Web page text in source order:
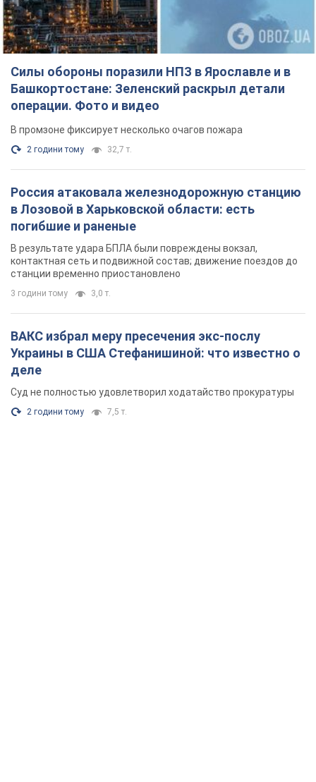
Россия атаковала железнодорожную станцию
в Лозовой в Харьковской области: есть
погибшие и раненые
В результате удара БПЛА были повреждены вокзал,
контактная сеть и подвижной состав; движение поездов до
станции временно приостановлено
3 години тому 3,0 т.
ВАКС избрал меру пресечения экс-послу
Украины в США Стефанишиной: что известно о
деле
Суд не полностью удовлетворил ходатайство прокуратуры
2 години тому 7,5 т.